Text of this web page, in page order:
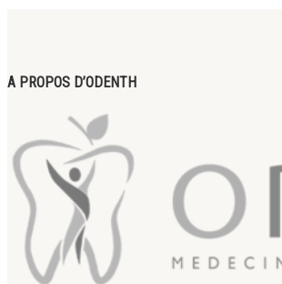
A PROPOS D’ODENTH